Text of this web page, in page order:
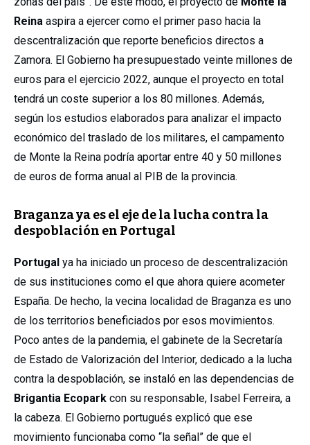
Reina aspira a ejercer como el primer paso hacia la
descentralización que reporte beneficios directos a
Zamora. El Gobierno ha presupuestado veinte millones de
euros para el ejercicio 2022, aunque el proyecto en total
tendrá un coste superior a los 80 millones. Además,
según los estudios elaborados para analizar el impacto
económico del traslado de los militares, el campamento
de Monte la Reina podría aportar entre 40 y 50 millones
de euros de forma anual al PIB de la provincia.
Braganza ya es el eje de la lucha contra la
despoblación en Portugal
Portugal ya ha iniciado un proceso de descentralización
de sus instituciones como el que ahora quiere acometer
España. De hecho, la vecina localidad de Braganza es uno
de los territorios beneficiados por esos movimientos.
Poco antes de la pandemia, el gabinete de la Secretaría
de Estado de Valorización del Interior, dedicado a la lucha
contra la despoblación, se instaló en las dependencias de
Brigantia Ecopark con su responsable, Isabel Ferreira, a
la cabeza. El Gobierno portugués explicó que ese
movimiento funcionaba como “la señal” de que el